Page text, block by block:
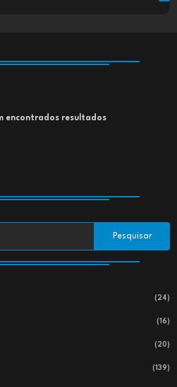
encontrados resultados
(24)
(16)
(20)
(139)